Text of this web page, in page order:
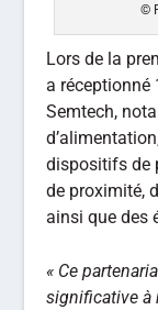
©
Lors de la
a
Semtech,
dispositifs de
de proximité,
ainsi que des
« Ce
significative à